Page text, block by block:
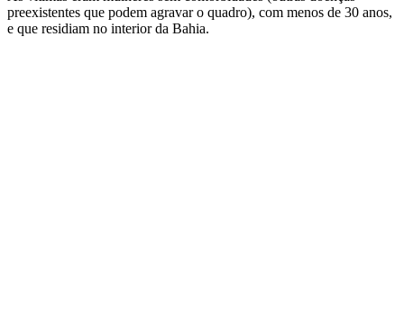
preexistentes que podem agravar o quadro), com menos de 30 anos,
e que residiam no interior da Bahia.